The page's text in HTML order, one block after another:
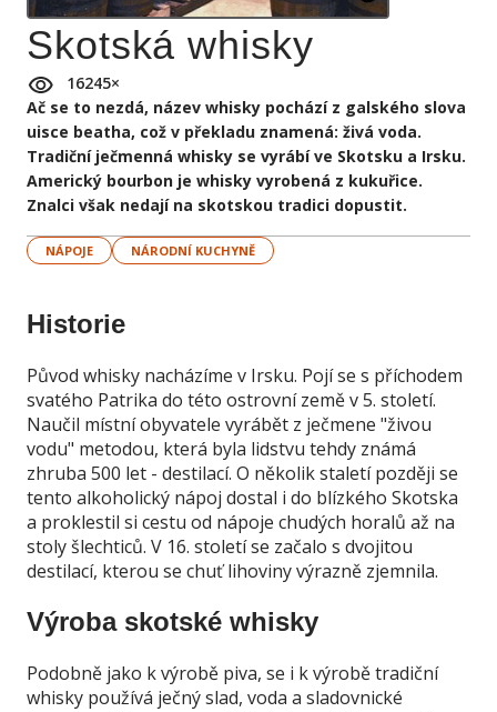
Skotská whisky
16245×
Ač se to nezdá, název whisky pochází z galského slova
uisce beatha, což v překladu znamená: živá voda.
Tradiční ječmenná whisky se vyrábí ve Skotsku a Irsku.
Americký bourbon je whisky vyrobená z kukuřice.
Znalci však nedají na skotskou tradici dopustit.
NÁPOJE NÁRODNÍ KUCHYNĚ
Historie
Původ whisky nacházíme v Irsku. Pojí se s příchodem
svatého Patrika do této ostrovní země v 5. století.
Naučil místní obyvatele vyrábět z ječmene "živou
vodu" metodou, která byla lidstvu tehdy známá
zhruba 500 let - destilací. O několik staletí později se
tento alkoholický nápoj dostal i do blízkého Skotska
a proklestil si cestu od nápoje chudých horalů až na
stoly šlechticů. V 16. století se začalo s dvojitou
destilací, kterou se chuť lihoviny výrazně zjemnila.
Výroba skotské whisky
Podobně jako k výrobě piva, se i k výrobě tradiční
whisky používá ječný slad, voda a sladovnické